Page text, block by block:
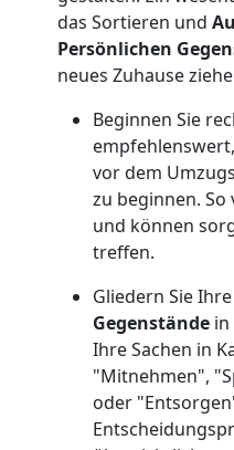
das Sortieren und
Persönlichen
neues Zuhause
Beginnen Sie
vor dem
zu beginnen.
und können
treffen.
Gliedern Sie Ihre
Gegenstände in
Ihre Sachen in
"Mitnehmen",
oder
Leonding
Fernumzug
Leonding
Leonding
Büroumzug
Leonding